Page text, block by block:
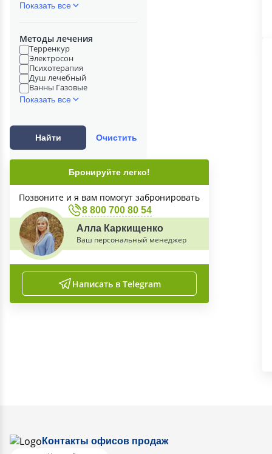
Показать все
Методы лечения
Терренкур
Электросон
Психотерапия
Душ лечебный
Ванны Газовые
Показать все
Найти Очистить
Бронируйте легко!
Позвоните и я вам помогут забронировать
8 800 700 80 54
Алла Каркищенко
Ваш персональный менеджер
Написать в Telegram
Контакты офисов продаж